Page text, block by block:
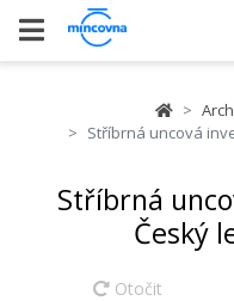
Stříbrná uncová
Stříbrná
Český
Otočit